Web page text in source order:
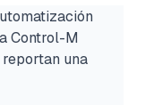
Control-M
una